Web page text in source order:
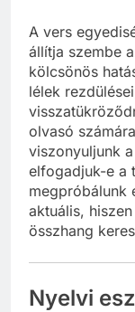
A vers
állítja szembe
kölcsönös
lélek
olvasó
viszonyuljunk
elfogadjuk-e a
megpróbálunk
aktuális,
összhang
Nyelvi